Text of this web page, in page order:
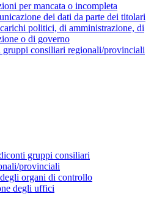
per mancata o incompleta
dei dati da parte dei titolari
politici, di amministrazione, di
o di governo
gruppi consiliari regionali/provinciali
gruppi consiliari
provinciali
organi di controllo
degli uffici